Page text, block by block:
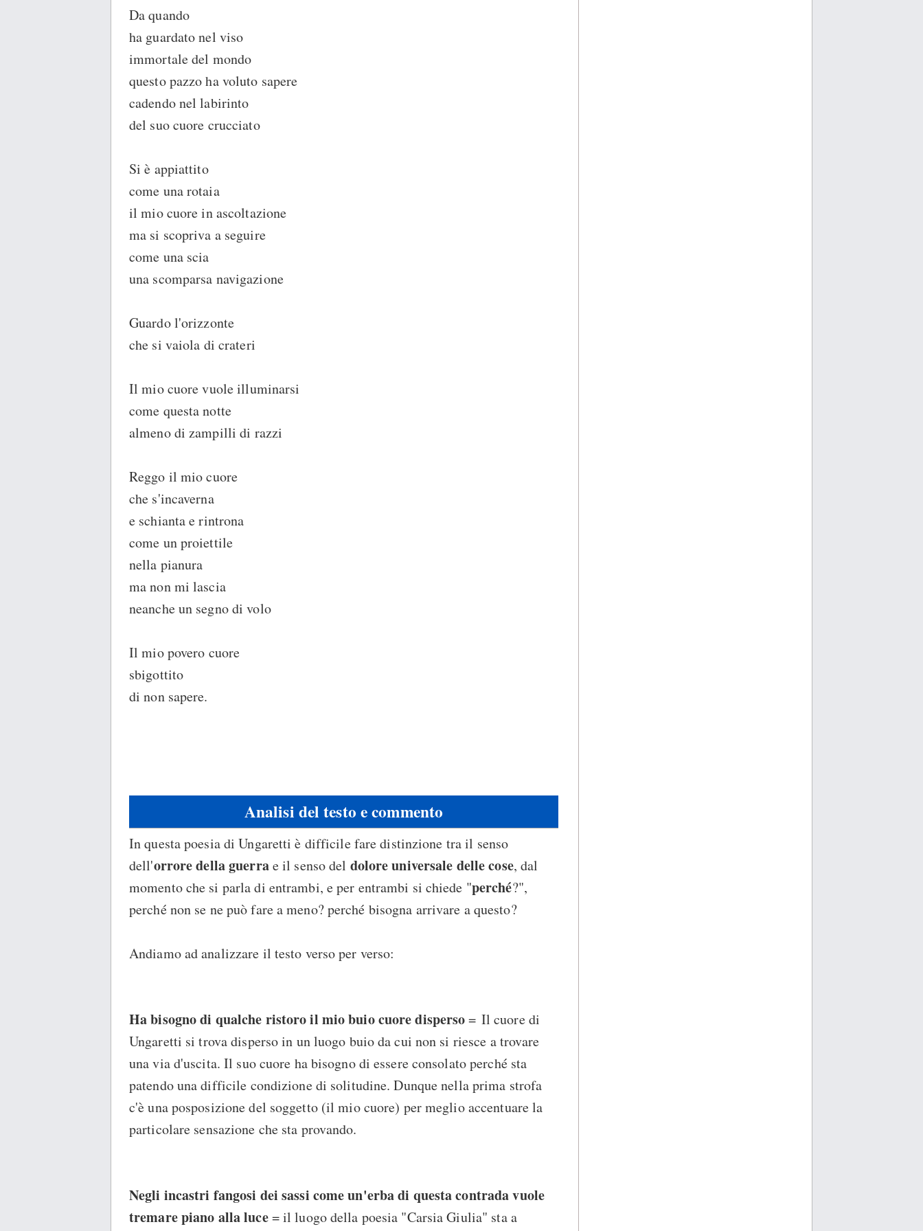
Da quando
ha guardato nel viso
immortale del mondo
questo pazzo ha voluto sapere
cadendo nel labirinto
del suo cuore crucciato
Si è appiattito
come una rotaia
il mio cuore in ascoltazione
ma si scopriva a seguire
come una scia
una scomparsa navigazione
Guardo l'orizzonte
che si vaiola di crateri
Il mio cuore vuole illuminarsi
come questa notte
almeno di zampilli di razzi
Reggo il mio cuore
che s'incaverna
e schianta e rintrona
come un proiettile
nella pianura
ma non mi lascia
neanche un segno di volo
Il mio povero cuore
sbigottito
di non sapere.
Analisi del testo e commento
In questa poesia di Ungaretti è difficile fare distinzione tra il senso
dell'orrore della guerrae il senso del dolore universale delle cose, dal
momento che si parla di entrambi, e per entrambi si chiede "perché?",
perché non se ne può fare a meno? perché bisogna arrivare a questo?
Andiamo ad analizzare il testo verso per verso:
Ha bisogno di qualche ristoro il mio buio cuore disperso= Il cuore di
Ungaretti si trova disperso in un luogo buio da cui non si riesce a trovare
una via d'uscita. Il suo cuore ha bisogno di essere consolato perché sta
patendo una difficile condizione di solitudine. Dunque nella prima strofa
c'è una posposizione del soggetto (il mio cuore) per meglio accentuare la
particolare sensazione che sta provando.
Negli incastri fangosi dei sassi come un'erba di questa contrada vuole
tremare piano alla luce= il luogo della poesia "Carsia Giulia" sta a